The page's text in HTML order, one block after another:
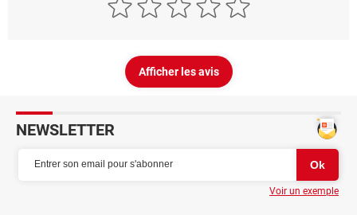
Afficher les avis
NEWSLETTER
Voir un exemple